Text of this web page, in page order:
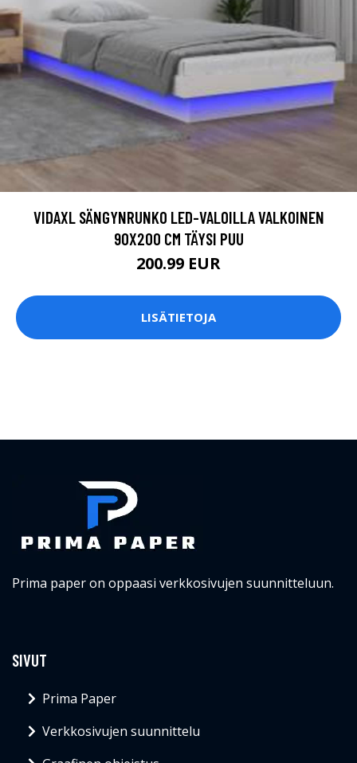
VIDAXL SÄNGYNRUNKO LED-VALOILLA VALKOINEN
90X200 CM TÄYSI PUU
200.99 EUR
LISÄTIETOJA
Prima paper on oppaasi verkkosivujen suunnitteluun.
SIVUT
Prima Paper
Verkkosivujen suunnittelu